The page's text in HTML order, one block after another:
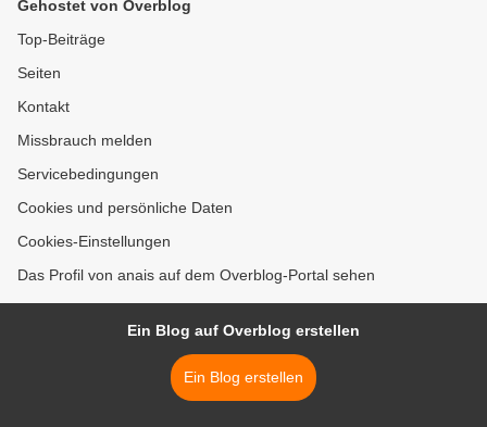
Gehostet von Overblog
Top-Beiträge
Seiten
Kontakt
Missbrauch melden
Servicebedingungen
Cookies und persönliche Daten
Cookies-Einstellungen
Das Profil von anais auf dem Overblog-Portal sehen
Ein Blog auf Overblog erstellen
Ein Blog erstellen